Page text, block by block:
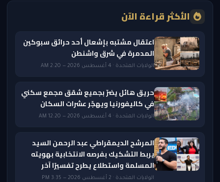
الأكثر قراءة الآن
اعتقال مشتبه بإشعال أحد حرائق سبوكين
المدمرة في شرق واشنطن
الولايات المتحدة · 4 أغسطس 2026 — 2:20 AM
حريق هائل يضرّ بجميع شقق مجمع سكني
في كاليفورنيا ويهجّر عشرات السكان
الولايات المتحدة · 4 أغسطس 2026 — 12:20 AM
المرشح الديمقراطي عبد الرحمن السيد
يربط التشكيك بفرصه الانتخابية بهويته
المسلمة واستطلاع يطرح تفسيرًا آخر
الولايات المتحدة · 2 أغسطس 2026 — 3:35 PM